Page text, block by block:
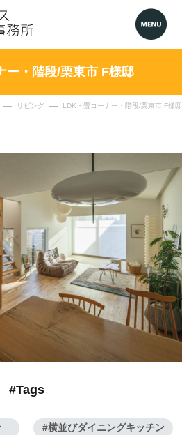
リビング LDK・畳コーナー・階段/栗東市 F様邸
ー・階段/栗東市 F様邸
#Tags
横並びダイニングキッチン